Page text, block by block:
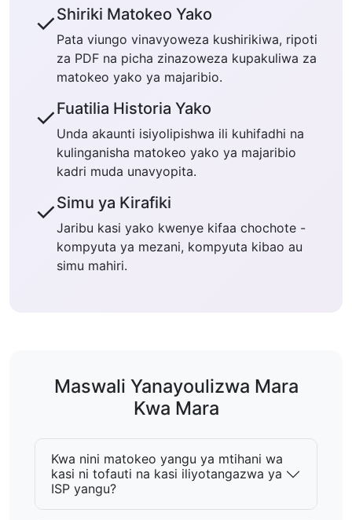
✓Shiriki Matokeo Yako
Pata viungo vinavyoweza kushirikiwa, ripoti
za PDF na picha zinazoweza kupakuliwa za
matokeo yako ya majaribio.
✓Fuatilia Historia Yako
Unda akaunti isiyolipishwa ili kuhifadhi na
kulinganisha matokeo yako ya majaribio
kadri muda unavyopita.
✓Simu ya Kirafiki
Jaribu kasi yako kwenye kifaa chochote -
kompyuta ya mezani, kompyuta kibao au
simu mahiri.
Maswali Yanayoulizwa Mara
Kwa Mara
Kwa nini matokeo yangu ya mtihani wa
kasi ni tofauti na kasi iliyotangazwa ya
ISP yangu?